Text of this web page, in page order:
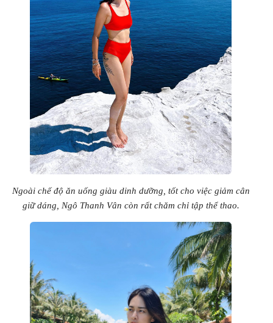
Ngoài chế độ ăn uống giàu dinh dưỡng, tốt cho việc giảm cân
giữ dáng, Ngô Thanh Vân còn rất chăm chỉ tập thể thao.